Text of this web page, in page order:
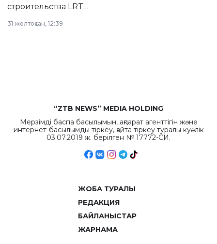
строительства LRT
республиканского
31 желтоқсан, 12:39
“ZTB NEWS” MEDIA HOLDING
Мерзімді баспа басылымын, ақпарат агенттігін және
интернет-басылымды тіркеу, қайта тіркеу туралы куәлік
03.07.2019 ж. берілген № 17772-СИ.
ЖОБА ТУРАЛЫ
РЕДАКЦИЯ
БАЙЛАНЫСТАР
ЖАРНАМА